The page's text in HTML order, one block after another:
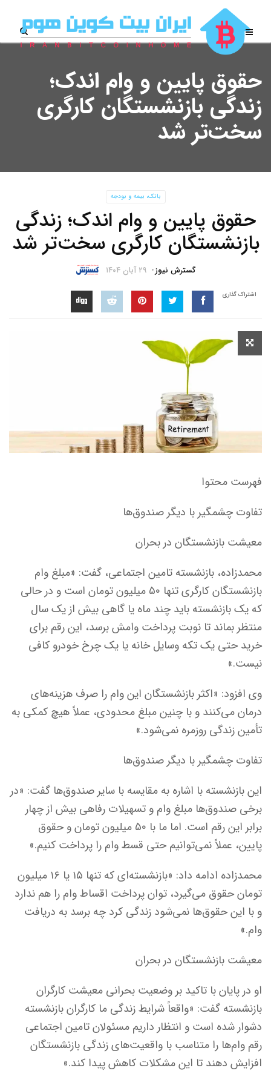
حقوق پایین و وام اندک؛
زندگی بازنشستگان کارگری
سخت‌تر شد
بانک، بیمه و بودجه
حقوق پایین و وام اندک؛ زندگی
بازنشستگان کارگری سخت‌تر شد
گسترش نیوز ۲۹ آبان ۱۴۰۴
اشتراک گذاری
فهرست محتوا
تفاوت چشمگیر با دیگر صندوق‌ها
معیشت بازنشستگان در بحران
محمدزاده، بازنشسته تامین اجتماعی، گفت: «مبلغ وام
بازنشستگان کارگری تنها ۵۰ میلیون تومان است و در حالی
که یک بازنشسته باید چند ماه یا گاهی بیش از یک سال
منتظر بماند تا نوبت پرداخت وامش برسد، این رقم برای
خرید حتی یک تکه وسایل خانه یا یک چرخ خودرو کافی
نیست.»
وی افزود: «اکثر بازنشستگان این وام را صرف هزینه‌های
درمان می‌کنند و با چنین مبلغ محدودی، عملاً هیچ کمکی به
تأمین زندگی روزمره نمی‌شود.»
تفاوت چشمگیر با دیگر صندوق‌ها
این بازنشسته با اشاره به مقایسه با سایر صندوق‌ها گفت: «در
برخی صندوق‌ها مبلغ وام و تسهیلات رفاهی بیش از چهار
برابر این رقم است. اما ما با ۵۰ میلیون تومان و حقوق
پایین، عملاً نمی‌توانیم حتی قسط وام را پرداخت کنیم.»
محمدزاده ادامه داد: «بازنشسته‌ای که تنها ۱۵ یا ۱۶ میلیون
تومان حقوق می‌گیرد، توان پرداخت اقساط وام را هم ندارد
و با این حقوق‌ها نمی‌شود زندگی کرد چه برسد به دریافت
وام.»
معیشت بازنشستگان در بحران
او در پایان با تاکید بر وضعیت بحرانی معیشت کارگران
بازنشسته گفت: «واقعاً شرایط زندگی ما کارگران بازنشسته
دشوار شده است و انتظار داریم مسئولان تامین اجتماعی
رقم وام‌ها را متناسب با واقعیت‌های زندگی بازنشستگان
افزایش دهند تا این مشکلات کاهش پیدا کند.»